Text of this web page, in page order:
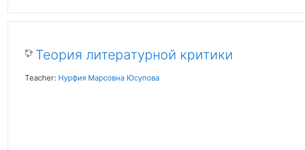
Теория литературной критики
Teacher: Нурфия Марсовна Юсупова